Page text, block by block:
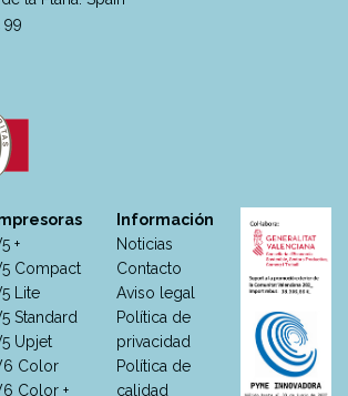
99
+
Compact
Lite
Standard
Upjet
Color
Color +
Información
Noticias
Contacto
Aviso legal
Política de
privacidad
Política de
calidad